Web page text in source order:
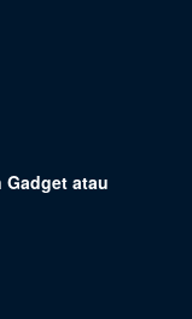
Gadget atau